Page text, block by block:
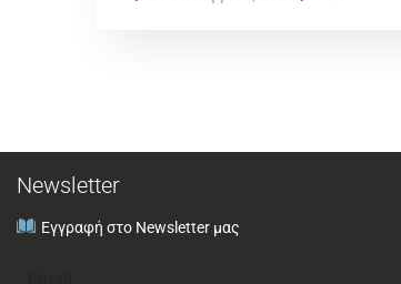
Newsletter
Εγγραφή στο Newsletter μας